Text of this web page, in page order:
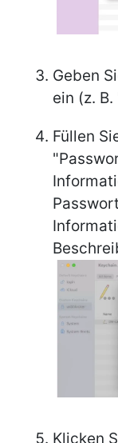
Geben
ein (z.
Füllen
Klicken